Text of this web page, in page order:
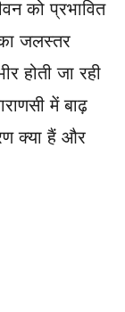
को प्रभावित
जलस्तर
होती जा रही
में बाढ़
क्या हैं और